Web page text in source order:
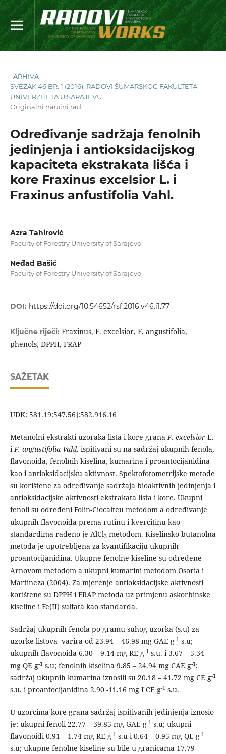
ARHIVA
SVEZAK 46 BR. 1 (2016): RADOVI ŠUMARSKOG FAKULTETA
UNIVERZITETA U SARAJEVU
Originalni naučni rad
Određivanje sadržaja fenolnih
jedinjenja i antioksidacijskog
kapaciteta ekstrakata lišća i
kore Fraxinus excelsior L. i
Fraxinus anfustifolia Vahl.
Azra Tahirović
Faculty of Forestry University of Sarajevo
Neđad Bašić
Faculty of Forestry University of Sarajevo
DOI: https://doi.org/10.54652/rsf.2016.v46.i1.77
Ključne riječi: Fraxinus, F. excelsior, F. angustifolia,
phenols, DPPH, FRAP
SAŽETAK
UDK: 581.19:547.56]:582.916.16
Metanolni ekstrakti uzoraka lista i kore granaF. excelsior L.
iF. angustifolia Vahl. ispitivani su na sadržaj ukupnih fenola,
flavonoida, fenolnih kiselina, kumarina i proantocijanidina
kao i antioksidacijsku aktivnost. Spektofotometrijske metode
su korištene za određivanje sadržaja bioaktivnih jedinjenja i
antioksidacijske aktivnosti ekstrakata lista i kore. Ukupni
fenoli su određeni Folin-Ciocalteu metodom a određivanje
ukupnih flavonoida prema rutinu i kvercitinu kao
standardima rađeno je AlCl3metodom. Kiselinsko-butanolna
metoda je upotrebljena za kvantifikaciju ukupnih
proantocijanidina. Ukupne fenolne kiseline su određene
Arnovom metodom a ukupni kumarini metodom Osoria i
Martineza (2004). Za mjerenje antioksidacijske aktivnosti
korištene su DPPH i FRAP metoda uz primjenu askorbinske
kiseline i Fe(II) sulfata kao standarda.
Sadržaj ukupnih fenola po gramu suhog uzorka (s.u) za
uzorke listova varira od 23.94 – 46.98 mg GAE g-1s.u;
ukupnih flavonoida 6.30 – 9.14 mg RE g-1s.u. i 3.67 – 5.34
mg QE g-1s.u; fenolnih kiselina 9.85 – 24.94 mg CAE g-1;
sadržaj ukupnih kumarina iznosili su 20.18 – 41.72 mg CE g-1
s.u. i proantocijanidina 2.90 -11.16 mg LCE g-1s.u.
U uzorcima kore grana sadržaj ispitivanih jedinjenja iznosio
je: ukupni fenoli 22.77 – 39.85 mg GAE g-1s.u; ukupni
flavonoidi 0.91 – 1.74 mg RE g-1s.u i 0.64 – 0.95 mg QE g-1
s.u; ukupne fenolne kiseline su bile u granicama 17.79 –